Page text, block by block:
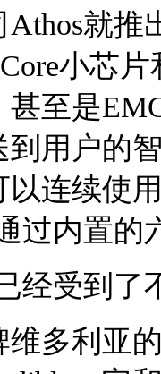
就推
小芯
至是
用户的
以连续使
过内置
受到了
利亚的